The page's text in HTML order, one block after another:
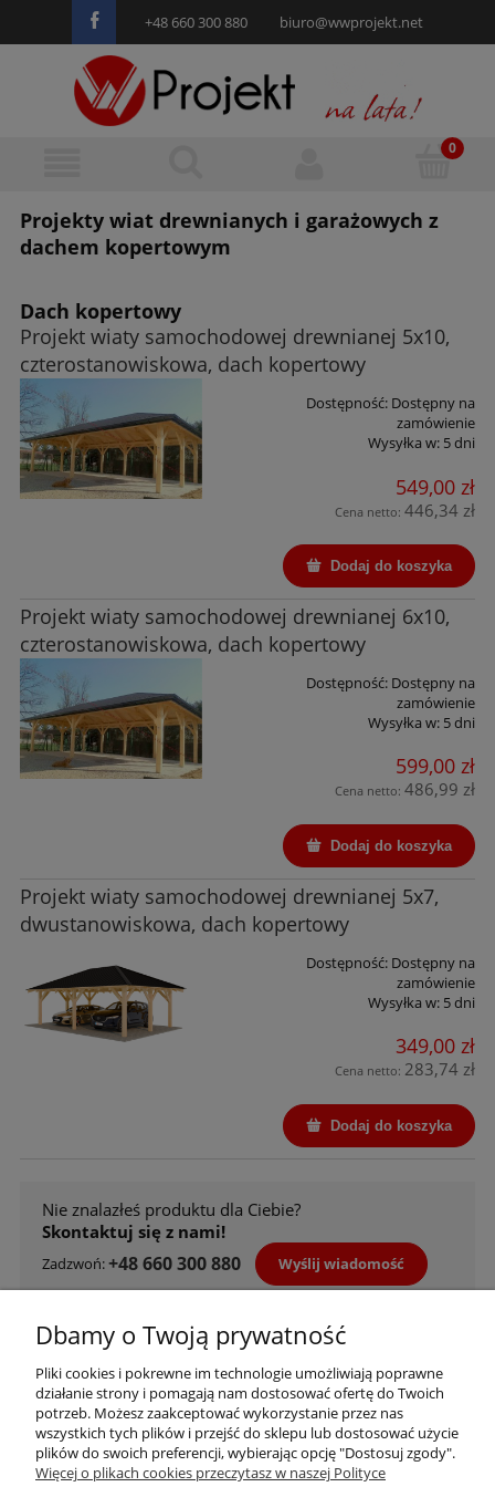
+48 660 300 880 biuro@wwprojekt.net
Projekty wiat drewnianych i garażowych z
dachem kopertowym
Dach kopertowy
Projekt wiaty samochodowej drewnianej 5x10,
czterostanowiskowa, dach kopertowy
Dostępność: Dostępny na
zamówienie
Wysyłka w: 5 dni
549,00 zł
Cena netto: 446,34 zł
Dodaj do koszyka
Projekt wiaty samochodowej drewnianej 6x10,
czterostanowiskowa, dach kopertowy
Dostępność: Dostępny na
zamówienie
Wysyłka w: 5 dni
599,00 zł
Cena netto: 486,99 zł
Dodaj do koszyka
Projekt wiaty samochodowej drewnianej 5x7,
dwustanowiskowa, dach kopertowy
Dostępność: Dostępny na
zamówienie
Wysyłka w: 5 dni
349,00 zł
Cena netto: 283,74 zł
Dodaj do koszyka
Nie znalazłeś produktu dla Ciebie?
Skontaktuj się z nami!
Zadzwoń:+48 660 300 880 Wyślij wiadomość
Skorzystaj z wygodnych metod płatności
Informacje
Dbamy o Twoją prywatność
Pliki cookies i pokrewne im technologie umożliwiają poprawne
działanie strony i pomagają nam dostosować ofertę do Twoich
potrzeb. Możesz zaakceptować wykorzystanie przez nas
wszystkich tych plików i przejść do sklepu lub dostosować użycie
plików do swoich preferencji, wybierając opcję "Dostosuj zgody".
Więcej o plikach cookies przeczytasz w naszej Polityce